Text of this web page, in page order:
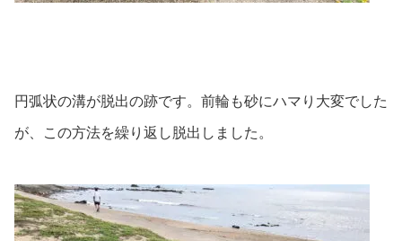
円弧状の溝が脱出の跡です。前輪も砂にハマり大変でした
が、この方法を繰り返し脱出しました。